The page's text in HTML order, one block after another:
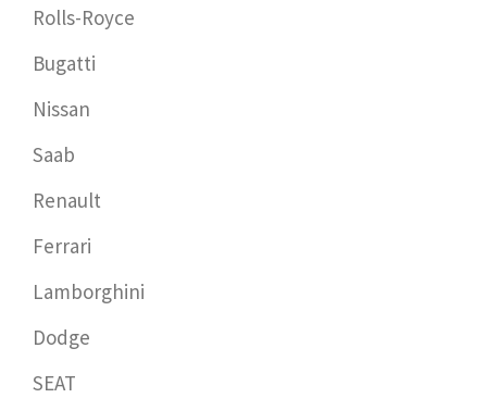
Rolls-Royce
Bugatti
Nissan
Saab
Renault
Ferrari
Lamborghini
Dodge
SEAT